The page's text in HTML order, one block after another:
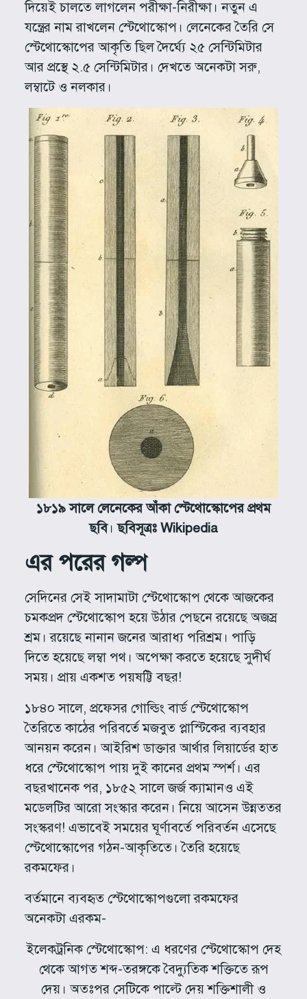
দিয়েই চালতে লাগলেন পরীক্ষা-নিরীক্ষা। নতুন এ
যন্ত্রের নাম রাখলেন স্টেথোস্কোপ। লেনেকের তৈরি সে
স্টেথোস্কোপের আকৃতি ছিল দৈর্ঘ্যে ২৫ সেন্টিমিটার
আর প্রস্থে ২.৫ সেন্টিমিটার। দেখতে অনেকটা সরু,
লম্বাটে ও নলকার।
১৮১৯ সালে লেনেকের আঁকা স্টেথোস্কোপের প্রথম
ছবি।ছবিসূত্রঃ Wikipedia
এর পরের গল্প
সেদিনের সেই সাদামাটা স্টেথোস্কোপ থেকে আজকের
চমকপ্রদ স্টেথোস্কোপ হয়ে উঠার পেছনে রয়েছে অজস্র
শ্রম। রয়েছে নানান জনের আরাধ্য পরিশ্রম। পাড়ি
দিতে হয়েছে লম্বা পথ। অপেক্ষা করতে হয়েছে সুদীর্ঘ
সময়। প্রায় একশত পয়ষট্টি বছর!
১৮৪০ সালে, প্রফেসর গোল্ডিং বার্ড স্টেথোস্কোপ
তৈরিতে কাঠের পরিবর্তে মজবুত প্লাস্টিকের ব্যবহার
আনয়ন করেন। আইরিশ ডাক্তার আর্থার লিয়ার্ডের হাত
ধরে স্টেথোস্কোপ পায় দুই কানের প্রথম স্পর্শ। এর
বছরখানেক পর, ১৮৫২ সালে জর্জ ক্যামানও এই
মডেলটির আরো সংস্কার করেন। নিয়ে আসেন উন্নততর
সংস্করণ! এভাবেই সময়ের ঘূর্ণাবর্তে পরিবর্তন এসেছে
স্টেথোস্কোপের গঠন-আকৃতিতে। তৈরি হয়েছে
রকমফের।
বর্তমানে ব্যবহৃত স্টেথোস্কোপগুলো রকমফের
অনেকটা এরকম-
ইলেকট্রনিক স্টেথোস্কোপ: এ ধরণের স্টেথোস্কোপ দেহ
থেকে আগত শব্দ-তরঙ্গকে বৈদ্যুতিক শক্তিতে রূপ
দেয়। অতঃপর সেটিকে পাল্টে দেয় শক্তিশালী ও